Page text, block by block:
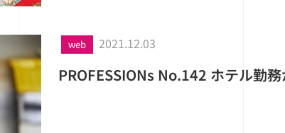
web 2021.12.03
PROFESSIONs No.142 ホテル勤